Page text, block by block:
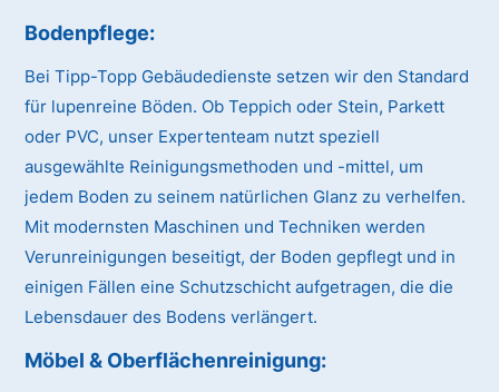
Bodenpflege:
Bei Tipp-Topp Gebäudedienste setzen wir den Standard
für lupenreine Böden. Ob Teppich oder Stein, Parkett
oder PVC, unser Expertenteam nutzt speziell
ausgewählte Reinigungsmethoden und -mittel, um
jedem Boden zu seinem natürlichen Glanz zu verhelfen.
Mit modernsten Maschinen und Techniken werden
Verunreinigungen beseitigt, der Boden gepflegt und in
einigen Fällen eine Schutzschicht aufgetragen, die die
Lebensdauer des Bodens verlängert.
Möbel & Oberflächenreinigung: